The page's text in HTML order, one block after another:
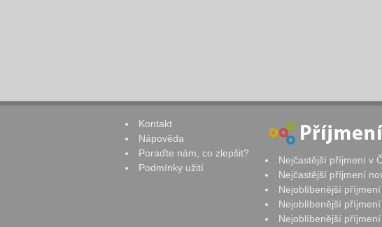
Kontakt
Nápověda
Poraďte nám, co zlepšit?
Podmínky užití
Nejčastější příjmení v
Nejčastější příjmení
Nejoblíbenější
Nejoblíbenější
Nejoblíbenější